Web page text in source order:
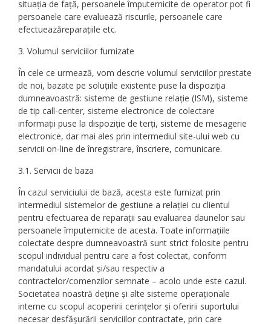
situația de față, persoanele împuternicite de operator pot fi
persoanele care evaluează riscurile, persoanele care
efectueazăreparațiile etc.
3. Volumul serviciilor furnizate
În cele ce urmează, vom descrie volumul serviciilor prestate
de noi, bazate pe soluțiile existente puse la dispoziția
dumneavoastră: sisteme de gestiune relație (ISM), sisteme
de tip call-center, sisteme electronice de colectare
informații puse la dispoziție de terți, sisteme de mesagerie
electronice, dar mai ales prin intermediul site-ului web cu
servicii on-line de înregistrare, înscriere, comunicare.
3.1. Servicii de baza
În cazul serviciului de bază, acesta este furnizat prin
intermediul sistemelor de gestiune a relației cu clientul
pentru efectuarea de reparații sau evaluarea daunelor sau
persoanele împuternicite de acesta. Toate informațiile
colectate despre dumneavoastră sunt strict folosite pentru
scopul individual pentru care a fost colectat, conform
mandatului acordat și/sau respectiv a
contractelor/comenzilor semnate – acolo unde este cazul.
Societatea noastră deține și alte sisteme operaționale
interne cu scopul acoperirii cerințelor și oferirii suportului
necesar desfășurării serviciilor contractate, prin care